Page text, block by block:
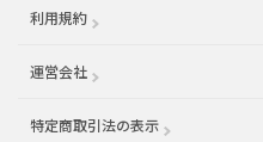
利用規約
運営会社 （別ウィンドウで開く）
特定商取引法の表示